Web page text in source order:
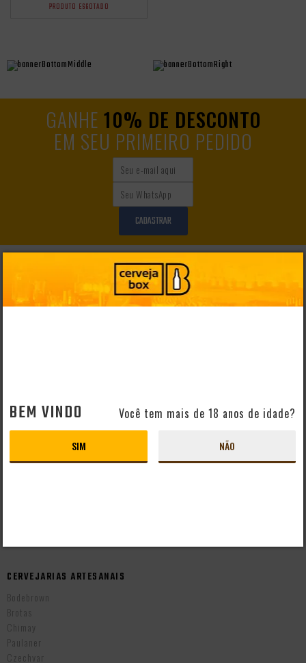
PRODUTO ESGOTADO
GANHE 10% DE DESCONTO
EM SEU PRIMEIRO PEDIDO
CADASTRAR
AJUDA E SUPORTE
Perguntas Frequentes
CERVEJAS POR PAÍS
Cervejas Artesanais Brasileiras
Cervejas Importadas Alemãs
CERVEJARIAS ARTESANAIS
Bodebrown
Brotas
Chimay
Paulaner
Czechvar
BEM VINDO Você tem mais de 18 anos de idade?
SIM NÃO